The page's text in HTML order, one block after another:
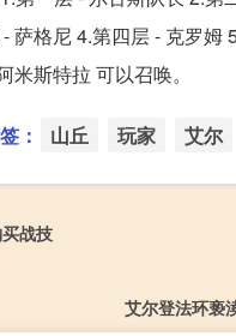
萨格尼 4.第四层 - 克罗姆
米斯特拉 可以召唤。
： 山丘 玩家 艾尔
战技
艾尔登法环亵